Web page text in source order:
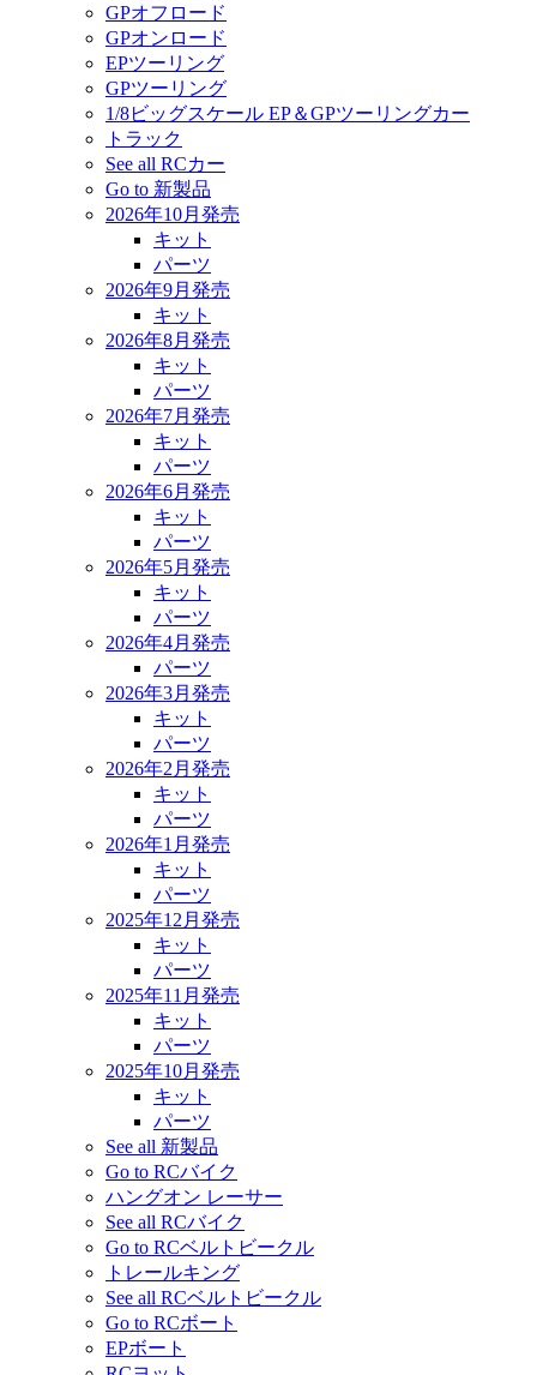
GPオフロード
GPオンロード
EPツーリング
GPツーリング
1/8ビッグスケール EP＆GPツーリングカー
トラック
See all RCカー
Go to 新製品
2026年10月発売
キット
パーツ
2026年9月発売
キット
2026年8月発売
キット
パーツ
2026年7月発売
キット
パーツ
2026年6月発売
キット
パーツ
2026年5月発売
キット
パーツ
2026年4月発売
パーツ
2026年3月発売
キット
パーツ
2026年2月発売
キット
パーツ
2026年1月発売
キット
パーツ
2025年12月発売
キット
パーツ
2025年11月発売
キット
パーツ
2025年10月発売
キット
パーツ
See all 新製品
Go to RCバイク
ハングオン レーサー
See all RCバイク
Go to RCベルトビークル
トレールキング
See all RCベルトビークル
Go to RCボート
EPボート